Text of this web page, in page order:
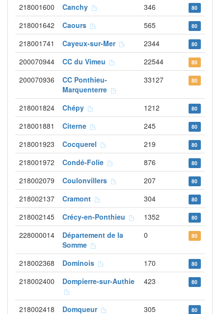
218001600 Canchy 346 80
218001642 Caours 565 80
218001741 Cayeux-sur-Mer 2344 80
200070944 CC du Vimeu 22544 80
200070936
CC Ponthieu-
Marquenterre
33127 80
218001824 Chépy 1212 80
218001881 Citerne 245 80
218001923 Cocquerel 219 80
218001972 Condé-Folie 876 80
218002079 Coulonvillers 207 80
218002137 Cramont 304 80
218002145 Crécy-en-Ponthieu 1352 80
228000014
Département de la
Somme
0 80
218002368 Dominois 170 80
218002400 Dompierre-sur-Authie 423 80
218002418 Domqueur 305 80